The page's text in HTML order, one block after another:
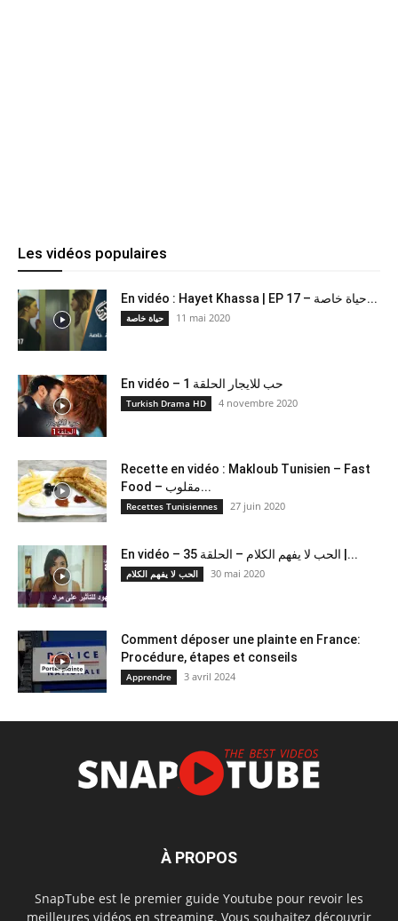
Les vidéos populaires
En vidéo : Hayet Khassa | EP 17 – حياة خاصة...
حياة خاصة 11 mai 2020
En vidéo – حب للايجار الحلقة 1
Turkish Drama HD 4 novembre 2020
Recette en vidéo : Makloub Tunisien – Fast
Food – مقلوب...
Recettes Tunisiennes 27 juin 2020
En vidéo – الحب لا يفهم الكلام – الحلقة 35 |...
الحب لا يفهم الكلام 30 mai 2020
Comment déposer une plainte en France:
Procédure, étapes et conseils
Apprendre 3 avril 2024
À PROPOS
SnapTube est le premier guide Youtube pour revoir les
meilleures vidéos en streaming. Vous souhaitez découvrir